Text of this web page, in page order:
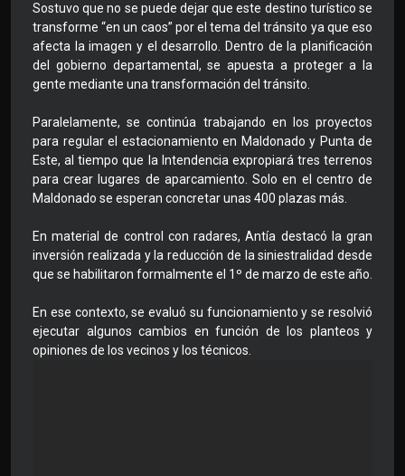
Sostuvo que no se puede dejar que este destino turístico se
transforme “en un caos” por el tema del tránsito ya que eso
afecta la imagen y el desarrollo. Dentro de la planificación
del gobierno departamental, se apuesta a proteger a la
gente mediante una transformación del tránsito.
Paralelamente, se continúa trabajando en los proyectos
para regular el estacionamiento en Maldonado y Punta de
Este, al tiempo que la Intendencia expropiará tres terrenos
para crear lugares de aparcamiento. Solo en el centro de
Maldonado se esperan concretar unas 400 plazas más.
En material de control con radares, Antía destacó la gran
inversión realizada y la reducción de la siniestralidad desde
que se habilitaron formalmente el 1º de marzo de este año.
En ese contexto, se evaluó su funcionamiento y se resolvió
ejecutar algunos cambios en función de los planteos y
opiniones de los vecinos y los técnicos.